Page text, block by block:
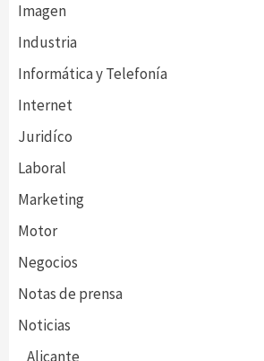
Imagen
Industria
Informática y Telefonía
Internet
Juridíco
Laboral
Marketing
Motor
Negocios
Notas de prensa
Noticias
Alicante